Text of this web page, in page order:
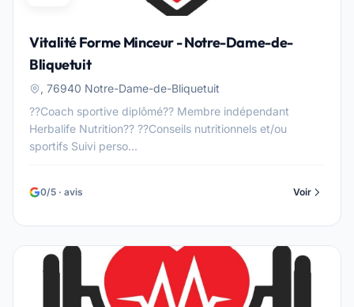
Vitalité Forme Minceur - Notre-Dame-de-
Bliquetuit
, 76940 Notre-Dame-de-Bliquetuit
??Coach sportive diplômé?? Membre indépendant
Herbalife Nutrition?? ??Conseils nutritionnels et/ou
sportifs Suivi perso...
0/5 · avis Voir